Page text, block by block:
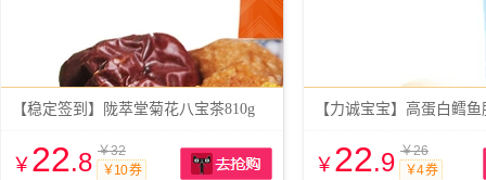
【稳定签到】陇萃堂菊花八宝茶810g
￥ 22.8 ￥32
￥10 券
【力诚宝宝】高蛋白鳕鱼
￥ 22.9 ￥26
￥4 券